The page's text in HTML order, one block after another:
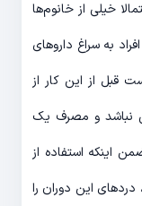
خیلی از خانوم‌ها
به سراغ داروهای
قبل از این کار از
نباشد و مصرف یک
اینکه استفاده از
این دوران را